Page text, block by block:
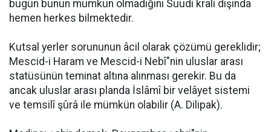
bugün bunun mümkün olmadığını Suudi kralı dışında
hemen herkes bilmektedir.
Kutsal yerler sorununun âcil olarak çözümü gereklidir;
Mescid-i Haram ve Mescid-i Nebî"nin uluslar arası
statüsünün teminat altına alınması gerekir. Bu da
ancak uluslar arası planda İslâmî bir velâyet sistemi
ve temsilî şûrâ ile mümkün olabilir (A. Dilipak).